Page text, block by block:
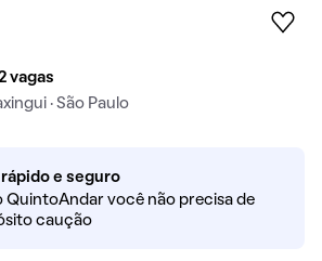
vagas
· São Paulo
e seguro
QuintoAndar você não precisa de
caução